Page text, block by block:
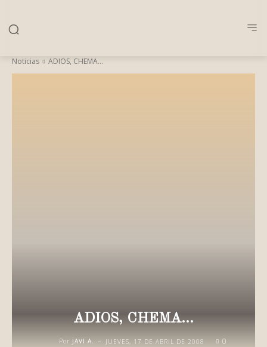
Noticias ADIOS, CHEMA...
ADIOS, CHEMA…
Por JAVI A. - JUEVES, 17 DE ABRIL DE 2008 0